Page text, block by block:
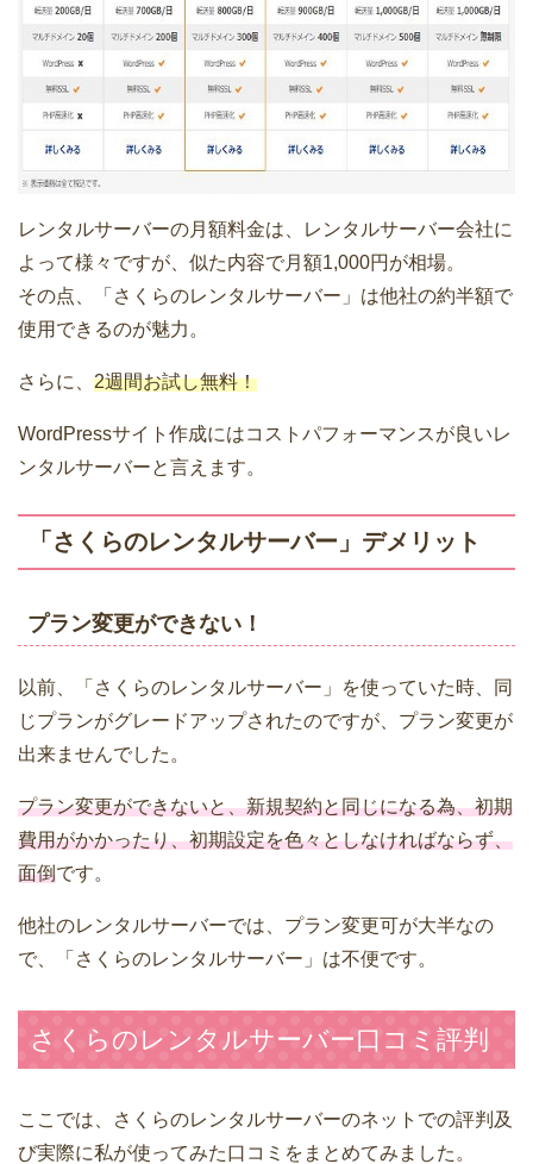
レンタルサーバーの月額料金は、レンタルサーバー会社に
よって様々ですが、似た内容で月額1,000円が相場。
その点、「さくらのレンタルサーバー」は他社の約半額で
使用できるのが魅力。
さらに、 2週間お試し無料！
WordPressサイト作成にはコストパフォーマンスが良いレ
ンタルサーバーと言えます。
「さくらのレンタルサーバー」デメリット
プラン変更ができない！
以前、「さくらのレンタルサーバー」を使っていた時、同
じプランがグレードアップされたのですが、プラン変更が
出来ませんでした。
プラン変更ができないと、新規契約と同じになる為、初期
費用がかかったり、初期設定を色々としなければならず、
面倒です。
他社のレンタルサーバーでは、プラン変更可が大半なの
で、「さくらのレンタルサーバー」は不便です。
さくらのレンタルサーバー口コミ評判
ここでは、さくらのレンタルサーバーのネットでの評判及
び実際に私が使ってみた口コミをまとめてみました。